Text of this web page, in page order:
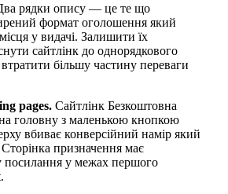
рядки опису — це те що
формат оголошення який
у видачі. Залишити їх
сайтлінк до однорядкового
більшу частину переваги
pages. Сайтлінк Безкоштовна
головну з маленькою кнопкою
вбиває конверсійний намір який
Сторінка призначення має
посилання у межах першого